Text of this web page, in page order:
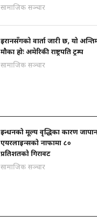
सामाजिक सञ्चार
इरानसँगको वार्ता जारी छ, यो
मौका होः अमेरिकी राष्ट्रपति ट्रम्प
सामाजिक सञ्चार
इन्धनको मूल्य वृद्धिका कारण
एयरलाइन्सको नाफामा ८०
प्रतिशतको गिरावट
सामाजिक सञ्चार